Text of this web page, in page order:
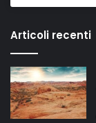
Articoli recenti